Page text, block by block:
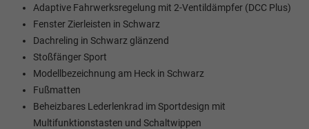
Adaptive Fahrwerksregelung mit 2-Ventildämpfer (DCC Plus)
Fenster Zierleisten in Schwarz
Dachreling in Schwarz glänzend
Stoßfänger Sport
Modellbezeichnung am Heck in Schwarz
Fußmatten
Beheizbares Lederlenkrad im Sportdesign mit
Multifunktionstasten und Schaltwippen